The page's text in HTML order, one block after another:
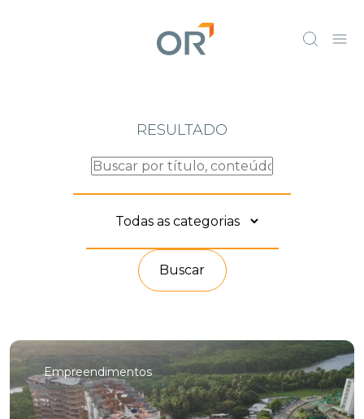
RESULTADO
Buscar
Empreendimentos